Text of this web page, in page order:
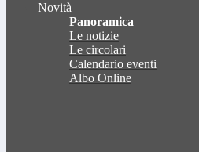
Novità
Panoramica
Le notizie
Le circolari
Calendario eventi
Albo Online